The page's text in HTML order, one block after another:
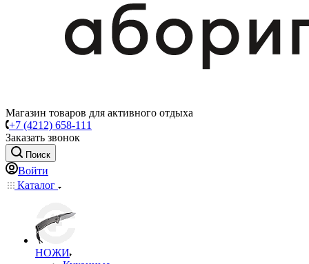
Магазин товаров для активного отдыха
+7 (4212) 658-111
Заказать звонок
Поиск
Войти
Каталог
НОЖИ